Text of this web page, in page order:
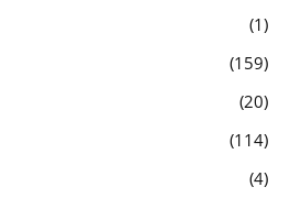
1
159
20
114
4